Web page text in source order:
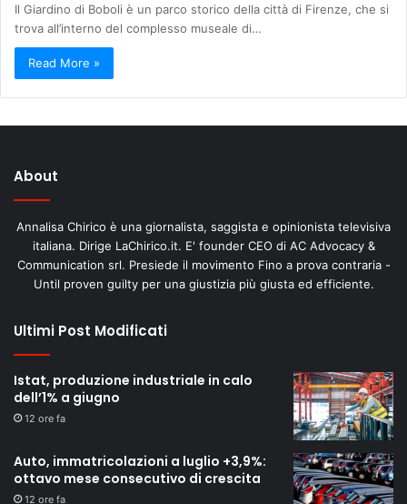
Il Giardino di Boboli è un parco storico della città di Firenze, che si
trova all’interno del complesso museale di…
Read More »
About
Annalisa Chirico è una giornalista, saggista e opinionista televisiva
italiana. Dirige LaChirico.it. E' founder CEO di AC Advocacy &
Communication srl. Presiede il movimento Fino a prova contraria -
Until proven guilty per una giustizia più giusta ed efficiente.
Ultimi Post Modificati
Istat, produzione industriale in calo
dell’1% a giugno
12 ore fa
Auto, immatricolazioni a luglio +3,9%:
ottavo mese consecutivo di crescita
12 ore fa